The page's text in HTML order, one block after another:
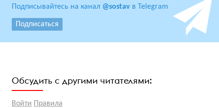
Подписывайтесь на канал @sostav в Telegram
Подписаться
Обсудить с другими читателями:
Войти Правила